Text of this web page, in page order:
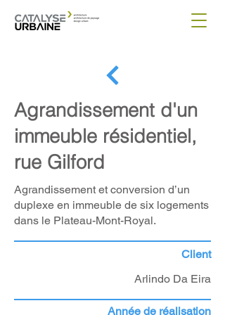
Agrandissement d'un
immeuble résidentiel,
rue Gilford
Agrandissement et conversion d’un
duplexe en immeuble de six logements
dans le Plateau-Mont-Royal.
Client
Arlindo Da Eira
Année de réalisation